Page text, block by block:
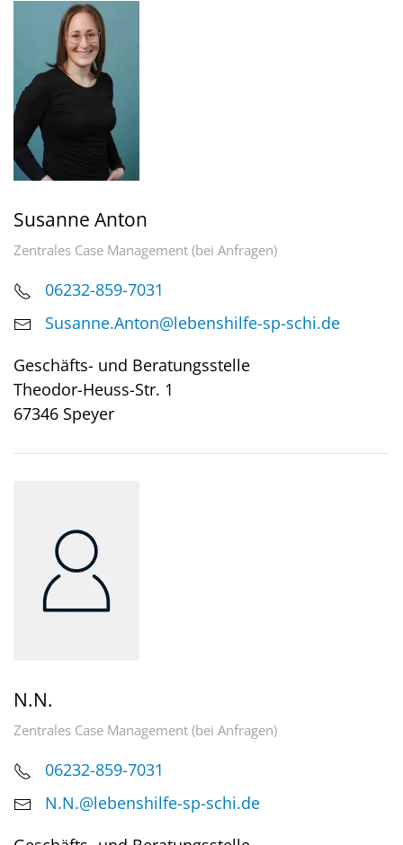
Susanne Anton
Zentrales Case Management (bei Anfragen)
06232-859-7031
Susanne.Anton@lebenshilfe-sp-schi.de
Geschäfts- und Beratungsstelle
Theodor-Heuss-Str. 1
67346 Speyer
N.N.
Zentrales Case Management (bei Anfragen)
06232-859-7031
N.N.@lebenshilfe-sp-schi.de